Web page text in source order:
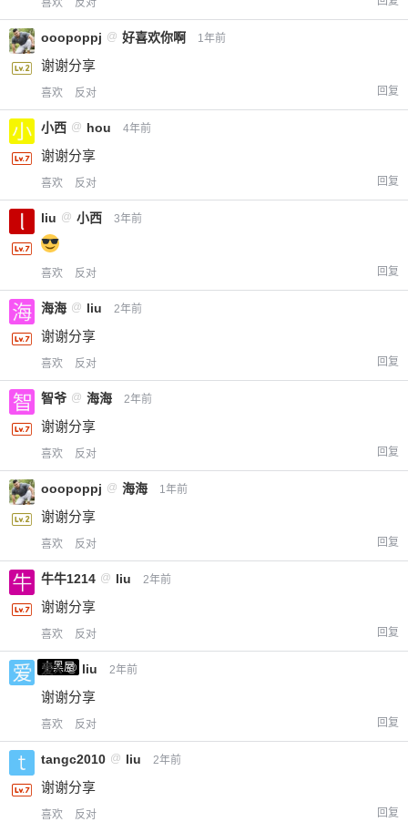
ooopoppj @ 好喜欢你啊 1年前
谢谢分享
喜欢 反对 回复
小西 @ hou 4年前
谢谢分享
喜欢 反对 回复
liu @ 小西 3年前
喜欢 反对 回复
海海 @ liu 2年前
谢谢分享
喜欢 反对 回复
智爷 @ 海海 2年前
谢谢分享
喜欢 反对 回复
ooopoppj @ 海海 1年前
谢谢分享
喜欢 反对 回复
牛牛1214 @ liu 2年前
谢谢分享
喜欢 反对 回复
小黑屋
爱X @ liu 2年前
谢谢分享
喜欢 反对 回复
tangc2010 @ liu 2年前
谢谢分享
喜欢 反对 回复